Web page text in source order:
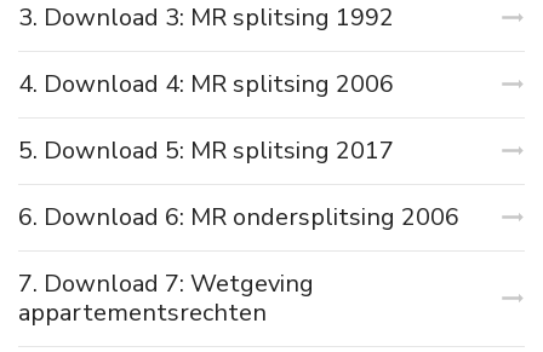
3. Download 3: MR splitsing 1992
4. Download 4: MR splitsing 2006
5. Download 5: MR splitsing 2017
6. Download 6: MR ondersplitsing 2006
7. Download 7: Wetgeving
appartementsrechten